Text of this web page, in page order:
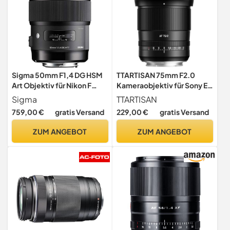
Sigma 50mm F1,4 DG HSM
Art Objektiv für Nikon F
Objektivbajonett
Sigma
759,00 € gratis Versand
ZUM ANGEBOT
TTARTISAN 75mm F2.0
Kameraobjektiv für Sony E
Mount Autofokus
Vollformat Portrait objektiv
TTARTISAN
229,00 € gratis Versand
ZUM ANGEBOT